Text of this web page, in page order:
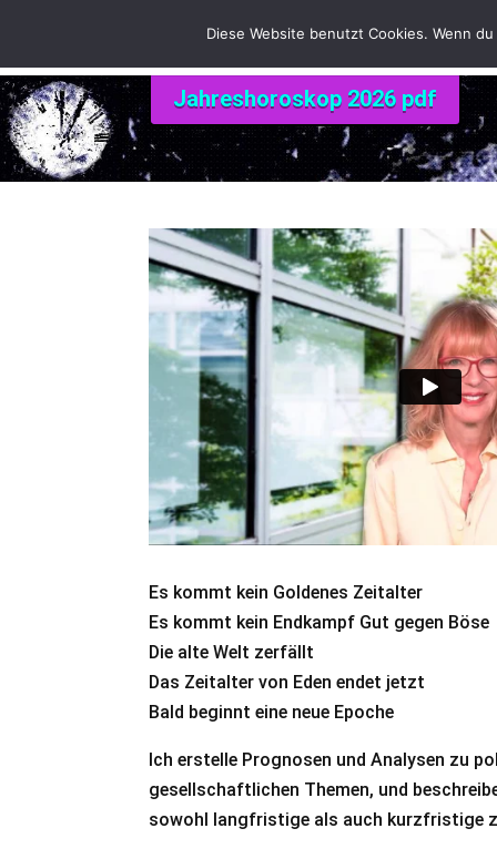
Jahreshoroskop 2026 pdf
Es kommt kein Goldenes Zeitalter
Es kommt kein Endkampf Gut gegen Böse
Die alte Welt zerfällt
Das Zeitalter von Eden endet jetzt
Bald beginnt eine neue Epoche
Ich erstelle Prognosen und Analysen zu
gesellschaftlichen Themen, und
sowohl langfristige als auch kurzfristige
Diese Website benutzt Cookies. Wenn